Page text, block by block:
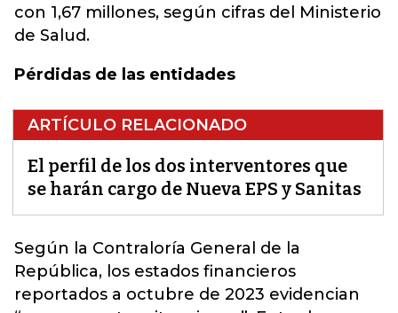
con 1,67 millones, según cifras del Ministerio
de Salud.
Pérdidas de las entidades
ARTÍCULO RELACIONADO
El perfil de los dos interventores que
se harán cargo de Nueva EPS y Sanitas
Según la Contraloría General de la
República, los estados financieros
reportados a octubre de 2023 evidencian